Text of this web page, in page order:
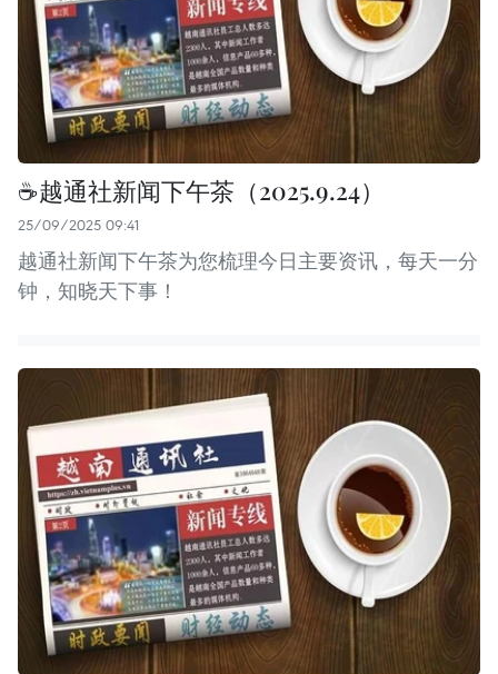
☕️越通社新闻下午茶（2025.9.24）
25/09/2025 09:41
越通社新闻下午茶为您梳理今日主要资讯，每天一分
钟，知晓天下事！